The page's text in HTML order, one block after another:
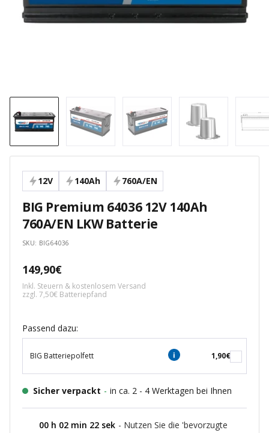
12V 140Ah 760A/EN
BIG Premium 64036 12V 140Ah
760A/EN LKW Batterie
SKU: BIG64036
Angebotspreis
149,90€
Inkl. Steuern & kostenlosem Versand
zzgl. 7,50€ Batteriepfand
Passend dazu:
BIG Batteriepolfett 1,90€
Sicher verpackt - in ca. 2 - 4 Werktagen bei Ihnen
00 h 02 min 21 sek - Nutzen Sie die 'bevorzugte